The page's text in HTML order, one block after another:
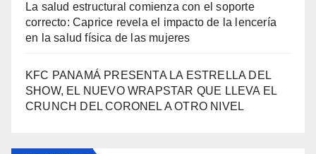
La salud estructural comienza con el soporte
correcto: Caprice revela el impacto de la lencería
en la salud física de las mujeres
KFC PANAMÁ PRESENTA LA ESTRELLA DEL
SHOW, EL NUEVO WRAPSTAR QUE LLEVA EL
CRUNCH DEL CORONEL A OTRO NIVEL